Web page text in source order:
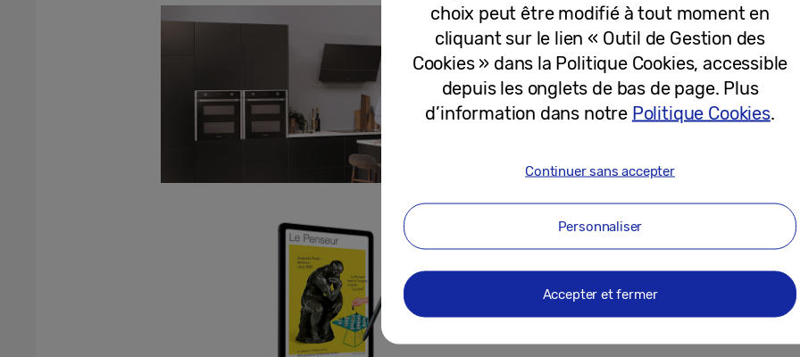
Communiqués
Fête des pères : la sélection Samsung
19-06-2020
Communiqués
Samsung annonce la Galaxy Tab
la créativité
choix peut être modifié à tout moment en
cliquant sur le lien « Outil de Gestion des
Cookies » dans la Politique Cookies, accessible
depuis les onglets de bas de page. Plus
d’information dans notre Politique Cookies.
Continuer sans accepter
Personnaliser
Accepter et fermer